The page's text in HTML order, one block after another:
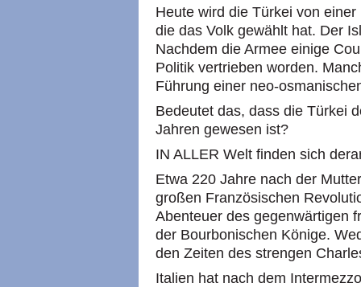
Heute wird die Türkei von
die das Volk gewählt hat. Der
Nachdem die Armee einige
Politik vertrieben worden.
Führung einer neo-
Bedeutet das, dass die Türkei
Jahren gewesen ist?
IN ALLER Welt finden sich
Etwa 220 Jahre nach der
großen Französischen
Abenteuer des gegenwärtigen
der Bourbonischen Könige.
den Zeiten des strengen
Italien hat nach dem